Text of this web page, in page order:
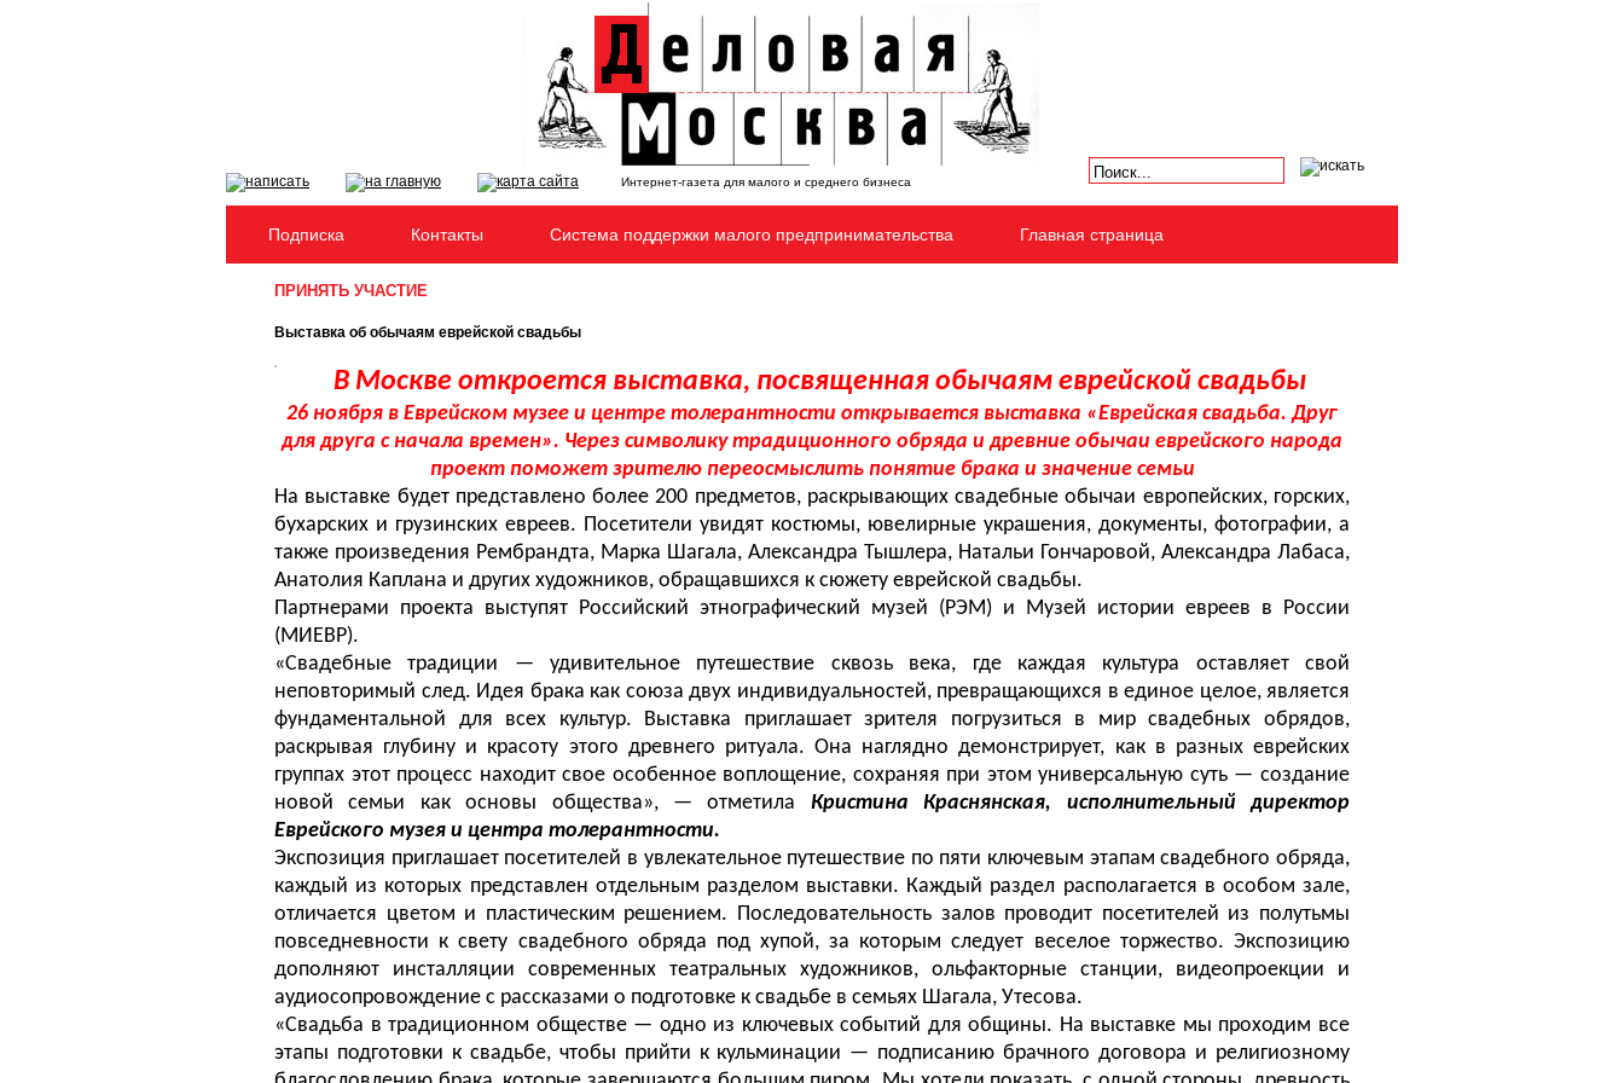
Интернет-газета для малого и среднего бизнеса
Подписка Контакты Система поддержки малого предпринимательства Главная страница
ПРИНЯТЬ УЧАСТИЕ
Выставка об обычаям еврейской свадьбы
ВМоскве откроется выставка, посвященная обычаям еврейской свадьбы
26 ноября в Еврейском музее и центре толерантности открывается выставка «Еврейская свадьба. Друг
для друга с начала времен». Через символику традиционного обряда и древние обычаи еврейского народа
проект поможет зрителю переосмыслить понятие брака и значение семьи
На выставке будет представлено более 200 предметов, раскрывающих свадебные обычаи европейских, горских,
бухарских и грузинских евреев. Посетители увидят костюмы, ювелирные украшения, документы, фотографии, а
также произведения Рембрандта, Марка Шагала, Александра Тышлера, Натальи Гончаровой, Александра Лабаса,
Анатолия Каплана и других художников, обращавшихся к сюжету еврейской свадьбы.
Партнерами проекта выступят Российский этнографический музей (РЭМ) и Музей истории евреев в России
(МИЕВР).
«Свадебные традиции —
удивительное путешествие сквозь века, где каждая культура оставляет свой
неповторимый след. Идея брака как союза двух индивидуальностей, превращающихся в единое целое, является
фундаментальной для всех культур. Выставка приглашает зрителя погрузиться в мир свадебных обрядов,
раскрывая глубину и красоту этого древнего ритуала. Она наглядно демонстрирует, как в разных еврейских
группах этот процесс находит свое особенное воплощение, сохраняя при этом универсальную суть — создание
новой семьи как основы общества», — отметила Кристина Краснянская, исполнительный директор
Еврейского музея и центра толерантности.
Экспозиция приглашает посетителей в увлекательное путешествие по пяти ключевым этапам свадебного обряда,
каждый из которых представлен отдельным разделом выставки. Каждый раздел располагается в особом зале,
отличается цветом и пластическим решением. Последовательность залов проводит посетителей из полутьмы
повседневности к свету свадебного обряда под хупой, за которым следует веселое торжество. Экспозицию
дополняют инсталляции современных театральных художников, ольфакторные станции, видеопроекции и
аудиосопровождение с рассказами о подготовке к свадьбе в семьях Шагала, Утесова.
«Свадьба в традиционном обществе — одно из ключевых событий для общины. На выставке мы проходим все
этапы подготовки к свадьбе, чтобы прийти к кульминации — подписанию брачного договора и религиозному